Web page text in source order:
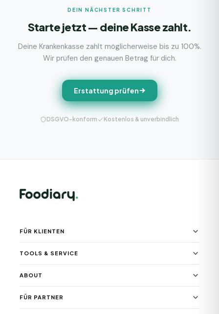
DEIN NÄCHSTER SCHRITT
Starte jetzt — deine Kasse zahlt.
Deine Krankenkasse zahlt möglicherweise bis zu 100%.
Wir prüfen den genauen Betrag für dich.
Erstattung prüfen
DSGVO-konform Kostenlos & unverbindlich
FÜR KLIENTEN
TOOLS & SERVICE
ABOUT
FÜR PARTNER